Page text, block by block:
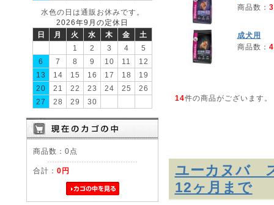
水色の日は通販お休みです。
2026年9月の定休日
日
月 火 水 木 金
土
1
2 3 4
5
6
7 8 9 10 11
12
13
14 15 16 17 18
19
20
21 22 23 24 25
26
27
28 29 30
商品数：0点
合計： 0円
商品数： 3
成犬用
商品数： 4
14件の商品がございます。
ユーカヌバ
12ヶ月まで